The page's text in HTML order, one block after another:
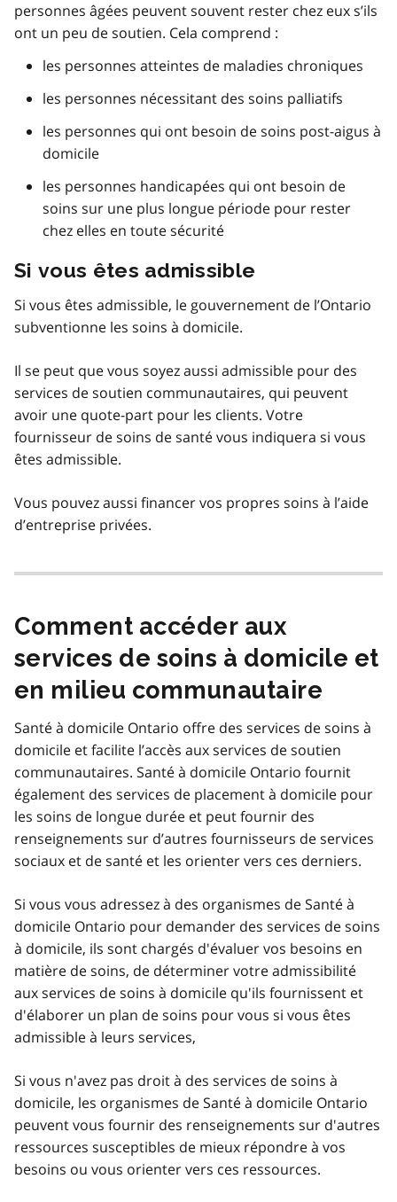
personnes âgées peuvent souvent rester chez eux s’ils
ont un peu de soutien. Cela comprend :
les personnes atteintes de maladies chroniques
les personnes nécessitant des soins palliatifs
les personnes qui ont besoin de soins post-aigus à
domicile
les personnes handicapées qui ont besoin de
soins sur une plus longue période pour rester
chez elles en toute sécurité
Si vous êtes admissible
Si vous êtes admissible, le gouvernement de l’Ontario
subventionne les soins à domicile.
Il se peut que vous soyez aussi admissible pour des
services de soutien communautaires, qui peuvent
avoir une quote-part pour les clients. Votre
fournisseur de soins de santé vous indiquera si vous
êtes admissible.
Vous pouvez aussi financer vos propres soins à l’aide
d’entreprise privées.
Comment accéder aux
services de soins à domicile et
en milieu communautaire
Santé à domicile Ontario offre des services de soins à
domicile et facilite l’accès aux services de soutien
communautaires. Santé à domicile Ontario fournit
également des services de placement à domicile pour
les soins de longue durée et peut fournir des
renseignements sur d’autres fournisseurs de services
sociaux et de santé et les orienter vers ces derniers.
Si vous vous adressez à des organismes de Santé à
domicile Ontario pour demander des services de soins
à domicile, ils sont chargés d'évaluer vos besoins en
matière de soins, de déterminer votre admissibilité
aux services de soins à domicile qu'ils fournissent et
d'élaborer un plan de soins pour vous si vous êtes
admissible à leurs services,
Si vous n'avez pas droit à des services de soins à
domicile, les organismes de Santé à domicile Ontario
peuvent vous fournir des renseignements sur d'autres
ressources susceptibles de mieux répondre à vos
besoins ou vous orienter vers ces ressources.